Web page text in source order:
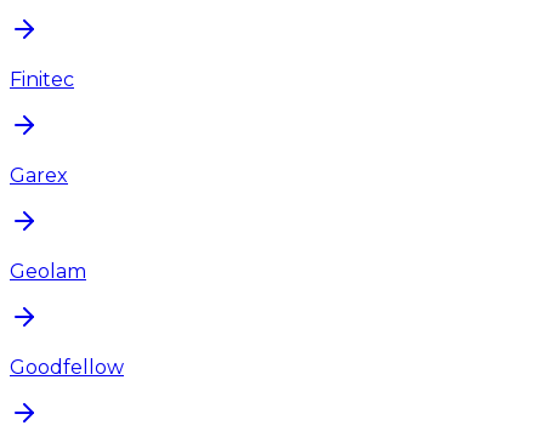
Finitec
Garex
Geolam
Goodfellow